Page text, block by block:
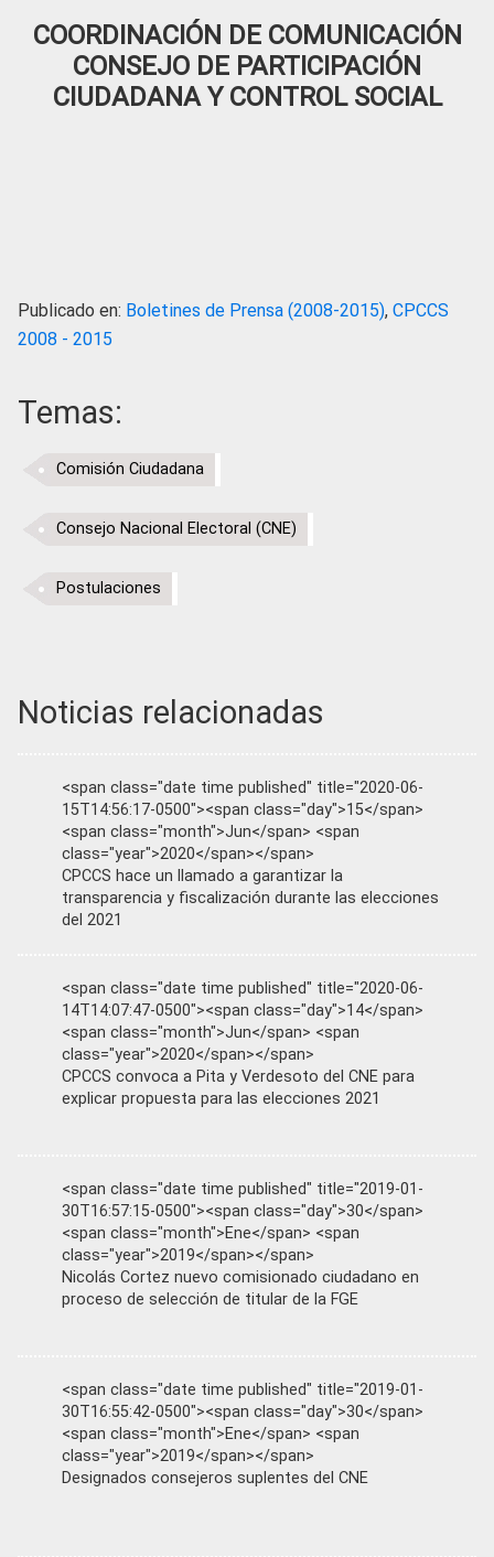
COORDINACIÓN DE COMUNICACIÓN
CONSEJO DE PARTICIPACIÓN
CIUDADANA Y CONTROL SOCIAL
Publicado en: Boletines de Prensa (2008-2015), CPCCS
2008 - 2015
Temas:
Comisión Ciudadana
Consejo Nacional Electoral (CNE)
Postulaciones
Noticias relacionadas
<span class="date time published" title="2020-06-
15T14:56:17-0500"><span class="day">15</span>
<span class="month">Jun</span> <span
class="year">2020</span></span>
CPCCS hace un llamado a garantizar la
transparencia y fiscalización durante las elecciones
del 2021
<span class="date time published" title="2020-06-
14T14:07:47-0500"><span class="day">14</span>
<span class="month">Jun</span> <span
class="year">2020</span></span>
CPCCS convoca a Pita y Verdesoto del CNE para
explicar propuesta para las elecciones 2021
<span class="date time published" title="2019-01-
30T16:57:15-0500"><span class="day">30</span>
<span class="month">Ene</span> <span
class="year">2019</span></span>
Nicolás Cortez nuevo comisionado ciudadano en
proceso de selección de titular de la FGE
<span class="date time published" title="2019-01-
30T16:55:42-0500"><span class="day">30</span>
<span class="month">Ene</span> <span
class="year">2019</span></span>
Designados consejeros suplentes del CNE